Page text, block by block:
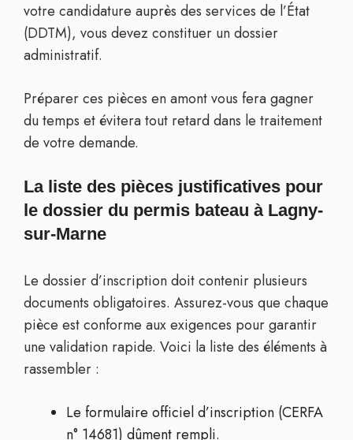
votre candidature auprès des services de l’État
(DDTM), vous devez constituer un dossier
administratif.
Préparer ces pièces en amont vous fera gagner
du temps et évitera tout retard dans le traitement
de votre demande.
La liste des pièces justificatives pour
le dossier du permis bateau à Lagny-
sur-Marne
Le dossier d’inscription doit contenir plusieurs
documents obligatoires. Assurez-vous que chaque
pièce est conforme aux exigences pour garantir
une validation rapide. Voici la liste des éléments à
rassembler :
Le formulaire officiel d’inscription (CERFA
n° 14681) dûment rempli.